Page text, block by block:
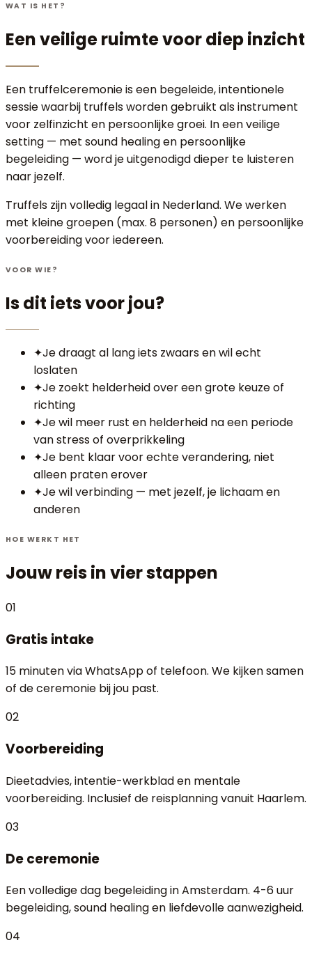
WAT IS HET?
Een veilige ruimte voordiep inzicht
Een truffelceremonie is een begeleide, intentionele
sessie waarbij truffels worden gebruikt als instrument
voor zelfinzicht en persoonlijke groei. In een veilige
setting — met sound healing en persoonlijke
begeleiding — word je uitgenodigd dieper te luisteren
naar jezelf.
Truffels zijn volledig legaal in Nederland. We werken
met kleine groepen (max. 8 personen) en persoonlijke
voorbereiding voor iedereen.
VOOR WIE?
Is dit iets voor jou?
✦Je draagt al lang iets zwaars en wil echt
loslaten
✦Je zoekt helderheid over een grote keuze of
richting
✦Je wil meer rust en helderheid na een periode
van stress of overprikkeling
✦Je bent klaar voor echte verandering, niet
alleen praten erover
✦Je wil verbinding — met jezelf, je lichaam en
anderen
HOE WERKT HET
Jouw reis in vier stappen
01
Gratis intake
15 minuten via WhatsApp of telefoon. We kijken samen
of de ceremonie bij jou past.
02
Voorbereiding
Dieetadvies, intentie-werkblad en mentale
voorbereiding. Inclusief de reisplanning vanuit Haarlem.
03
De ceremonie
Een volledige dag begeleiding in Amsterdam. 4-6 uur
begeleiding, sound healing en liefdevolle aanwezigheid.
04